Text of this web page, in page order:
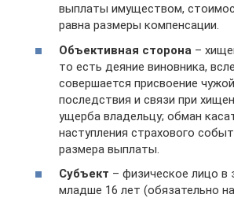
выплаты имуществом,
равна размеры компенсации.
Объективная сторона –
то есть деяние виновника,
совершается присвоение
последствия и связи при
ущерба владельцу; обман
наступления страхового
размера выплаты.
Субъект – физическое лицо в
младше 16 лет (обязательно